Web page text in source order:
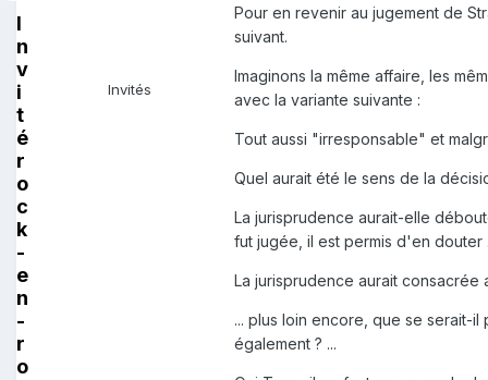
I
n
v
i
t
é
r
o
c
k
-
e
n
-
r
o
Invités
Pour en revenir au jugement de
suivant.
Imaginons la même affaire, les
avec la variante suivante :
Tout aussi "irresponsable" et
Quel aurait été le sens de la
La jurisprudence aurait-elle
fut jugée, il est permis d'en douter
La jurisprudence aurait
... plus loin encore, que se serait-
également ? ...